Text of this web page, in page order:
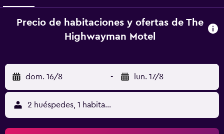
Precio de habitaciones y ofertas de The
Highwayman Motel
dom. 16/8 - lun. 17/8
2 huéspedes, 1 habitación